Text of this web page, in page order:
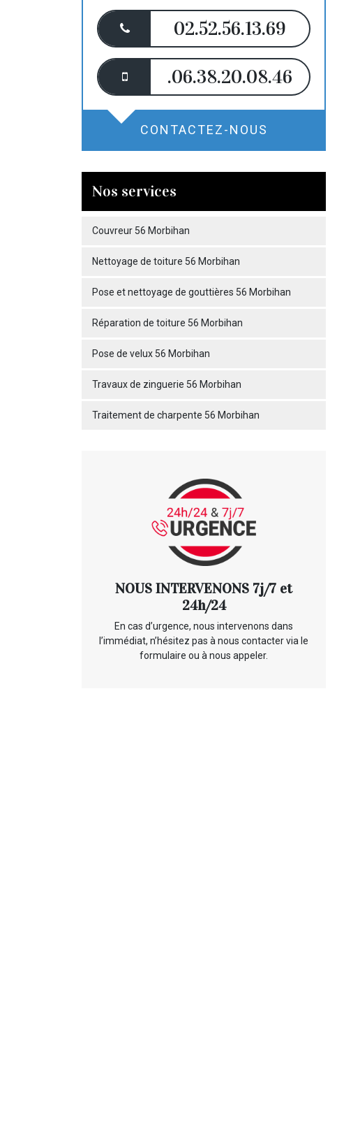
02.52.56.13.69
.06.38.20.08.46
CONTACTEZ-NOUS
Nos services
Couvreur 56 Morbihan
Nettoyage de toiture 56 Morbihan
Pose et nettoyage de gouttières 56 Morbihan
Réparation de toiture 56 Morbihan
Pose de velux 56 Morbihan
Travaux de zinguerie 56 Morbihan
Traitement de charpente 56 Morbihan
NOUS INTERVENONS 7j/7 et
24h/24
En cas d’urgence, nous intervenons dans
l’immédiat, n’hésitez pas à nous contacter via le
formulaire ou à nous appeler.